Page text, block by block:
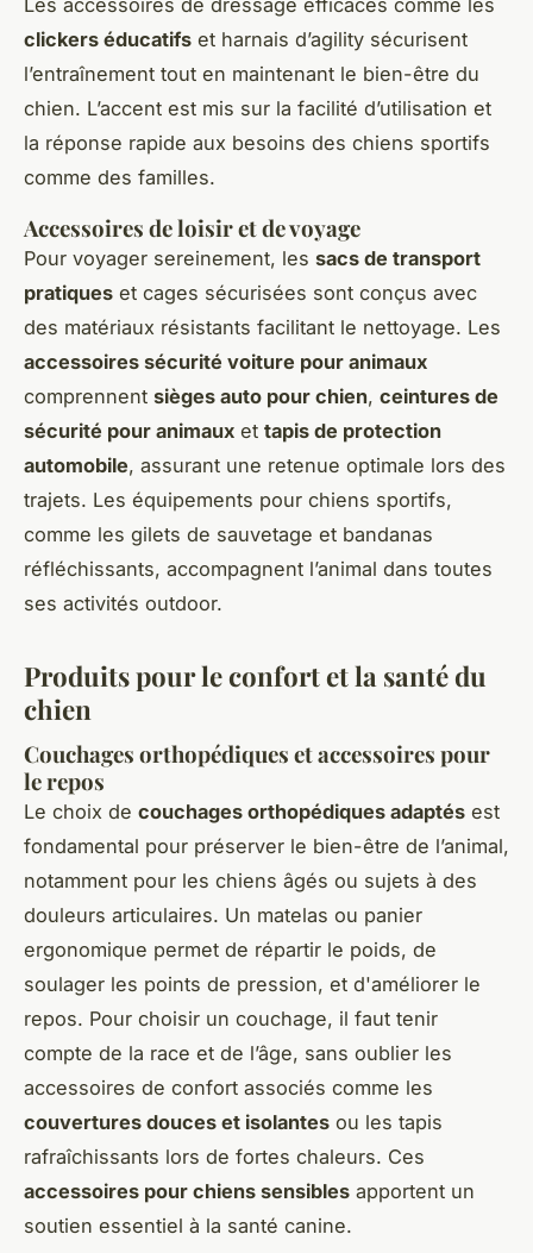
clickers éducatifs et harnais d’agility sécurisent
l’entraînement tout en maintenant le bien-être du
chien. L’accent est mis sur la facilité d’utilisation et
la réponse rapide aux besoins des chiens sportifs
comme des familles.
Accessoires de loisir et de voyage
Pour voyager sereinement, les sacs de transport
pratiques et cages sécurisées sont conçus avec
des matériaux résistants facilitant le nettoyage. Les
accessoires sécurité voiture pour animaux
comprennent sièges auto pour chien, ceintures de
sécurité pour animaux et tapis de protection
automobile, assurant une retenue optimale lors des
trajets. Les équipements pour chiens sportifs,
comme les gilets de sauvetage et bandanas
réfléchissants, accompagnent l’animal dans toutes
ses activités outdoor.
Produits pour le confort et la santé du
chien
Couchages orthopédiques et accessoires pour
le repos
Le choix de couchages orthopédiques adaptés est
fondamental pour préserver le bien-être de l’animal,
notamment pour les chiens âgés ou sujets à des
douleurs articulaires. Un matelas ou panier
ergonomique permet de répartir le poids, de
soulager les points de pression, et d'améliorer le
repos. Pour choisir un couchage, il faut tenir
compte de la race et de l’âge, sans oublier les
accessoires de confort associés comme les
couvertures douces et isolantes ou les tapis
rafraîchissants lors de fortes chaleurs. Ces
accessoires pour chiens sensibles apportent un
soutien essentiel à la santé canine.